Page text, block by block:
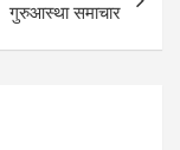
गुरुआस्था समाचार